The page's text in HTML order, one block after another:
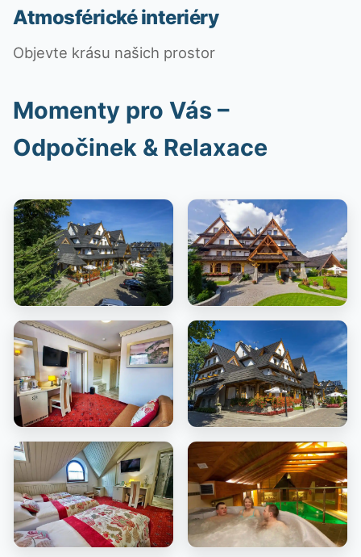
Atmosférické interiéry
Objevte krásu našich prostor
Momenty pro Vás –
Odpočinek & Relaxace